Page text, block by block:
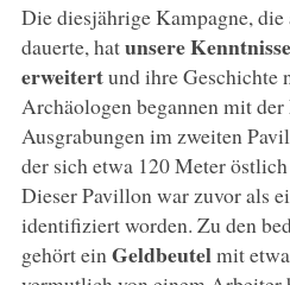
Die diesjährige Kampagne,
dauerte, hatunsere
erweitertund ihre Geschichte
Archäologen begannen mit
Ausgrabungen im zweiten
der sich etwa 120 Meter
Dieser Pavillon war zuvor als
identifiziert worden. Zu den
gehört ein Geldbeutelmit